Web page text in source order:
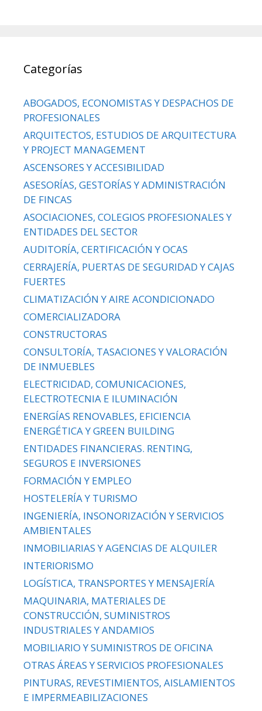
Categorías
ABOGADOS, ECONOMISTAS Y DESPACHOS DE
PROFESIONALES
ARQUITECTOS, ESTUDIOS DE ARQUITECTURA
Y PROJECT MANAGEMENT
ASCENSORES Y ACCESIBILIDAD
ASESORÍAS, GESTORÍAS Y ADMINISTRACIÓN
DE FINCAS
ASOCIACIONES, COLEGIOS PROFESIONALES Y
ENTIDADES DEL SECTOR
AUDITORÍA, CERTIFICACIÓN Y OCAS
CERRAJERÍA, PUERTAS DE SEGURIDAD Y CAJAS
FUERTES
CLIMATIZACIÓN Y AIRE ACONDICIONADO
COMERCIALIZADORA
CONSTRUCTORAS
CONSULTORÍA, TASACIONES Y VALORACIÓN
DE INMUEBLES
ELECTRICIDAD, COMUNICACIONES,
ELECTROTECNIA E ILUMINACIÓN
ENERGÍAS RENOVABLES, EFICIENCIA
ENERGÉTICA Y GREEN BUILDING
ENTIDADES FINANCIERAS. RENTING,
SEGUROS E INVERSIONES
FORMACIÓN Y EMPLEO
HOSTELERÍA Y TURISMO
INGENIERÍA, INSONORIZACIÓN Y SERVICIOS
AMBIENTALES
INMOBILIARIAS Y AGENCIAS DE ALQUILER
INTERIORISMO
LOGÍSTICA, TRANSPORTES Y MENSAJERÍA
MAQUINARIA, MATERIALES DE
CONSTRUCCIÓN, SUMINISTROS
INDUSTRIALES Y ANDAMIOS
MOBILIARIO Y SUMINISTROS DE OFICINA
OTRAS ÁREAS Y SERVICIOS PROFESIONALES
PINTURAS, REVESTIMIENTOS, AISLAMIENTOS
E IMPERMEABILIZACIONES